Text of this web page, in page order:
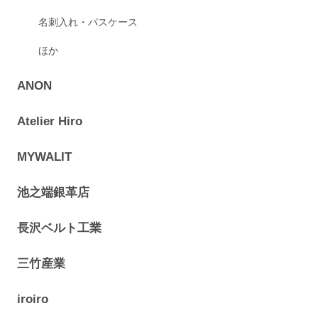
名刺入れ・パスケース
ほか
ANON
Atelier Hiro
MYWALIT
池之端銀革店
長沢ベルト工業
三竹産業
iroiro